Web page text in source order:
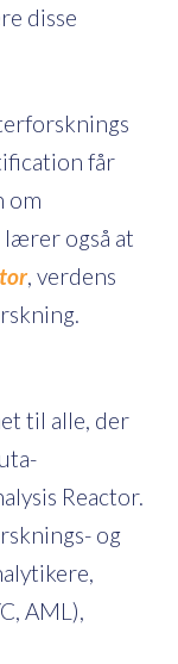
disse
får
om
lærer også at
, verdens
til alle, der
Reactor.
og
AML),